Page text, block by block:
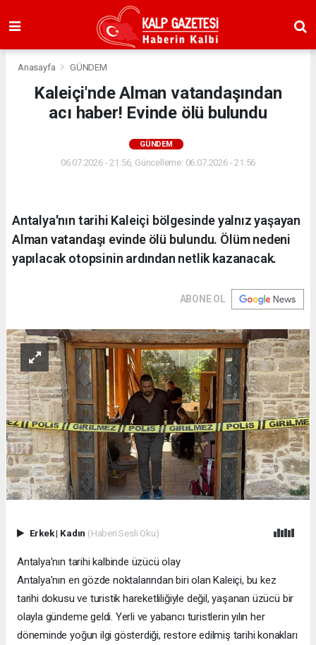
Anasayfa GÜNDEM
Kaleiçi'nde Alman vatandaşından
acı haber! Evinde ölü bulundu
GÜNDEM
06.07.2026 - 21:56, Güncelleme: 06.07.2026 - 21:56
Antalya'nın tarihi Kaleiçi bölgesinde yalnız yaşayan
Alman vatandaşı evinde ölü bulundu. Ölüm nedeni
yapılacak otopsinin ardından netlik kazanacak.
ABONE OL
Erkek| Kadın (Haberi Sesli Oku)
Antalya'nın tarihi kalbinde üzücü olay
Antalya'nın en gözde noktalarından biri olan Kaleiçi, bu kez
tarihi dokusu ve turistik hareketliliğiyle değil, yaşanan üzücü bir
olayla gündeme geldi. Yerli ve yabancı turistlerin yılın her
döneminde yoğun ilgi gösterdiği, restore edilmiş tarihi konakları